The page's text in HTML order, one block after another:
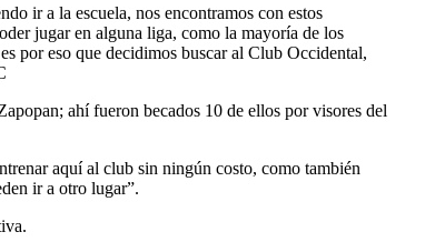
ir a la escuela, nos encontramos con estos
jugar en alguna liga, como la mayoría de los
por eso que decidimos buscar al Club Occidental,
ahí fueron becados 10 de ellos por visores del
aquí al club sin ningún costo, como también
ir a otro lugar”.